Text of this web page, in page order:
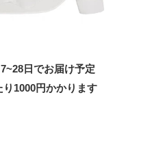
日でお届け予定
1000円かかります